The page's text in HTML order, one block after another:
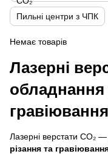
Пильні центри з ЧПК
Немає товарів
Лазерні
обладнання
гравіювання
Лазерні верстати CO₂
різання та